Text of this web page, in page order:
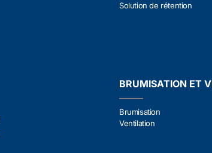
Solution de rétention
BRUMISATION ET
Brumisation
Ventilation